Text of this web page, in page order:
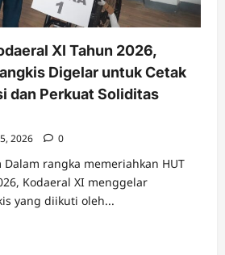
XI Tahun 2026,
Digelar untuk Cetak
dan Perkuat Soliditas
2026 0
rangka memeriahkan HUT
Kodaeral XI menggelar
yang diikuti oleh...